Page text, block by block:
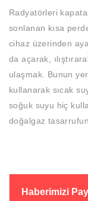
Radyatörleri
sonlanan kısa
cihaz üzerinden
da açarak,
ulaşmak. Bunun
kullanarak sıcak
soğuk suyu hiç
doğalgaz
Haberimizi